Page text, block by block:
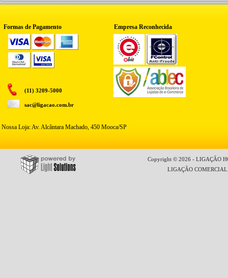
Formas de Pagamento Empresa Reconhecida
(11) 3209-5000
sac@ligacao.com.br
Nossa Loja: Av. Alcântara Machado, 450 Mooca/SP
Copyright © 2026 - LIGAÇÃO
LIGAÇÃO